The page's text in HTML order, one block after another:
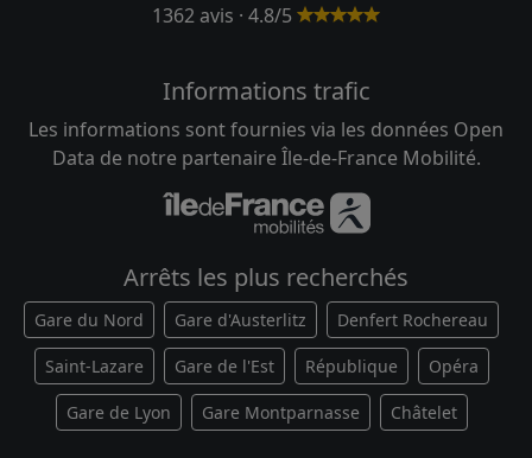
1362 avis · 4.8/5
Informations trafic
Les informations sont fournies via les données Open
Data de notre partenaire Île-de-France Mobilité.
Arrêts les plus recherchés
Gare du Nord Gare d'Austerlitz Denfert Rochereau
Saint-Lazare Gare de l'Est République Opéra
Gare de Lyon Gare Montparnasse Châtelet